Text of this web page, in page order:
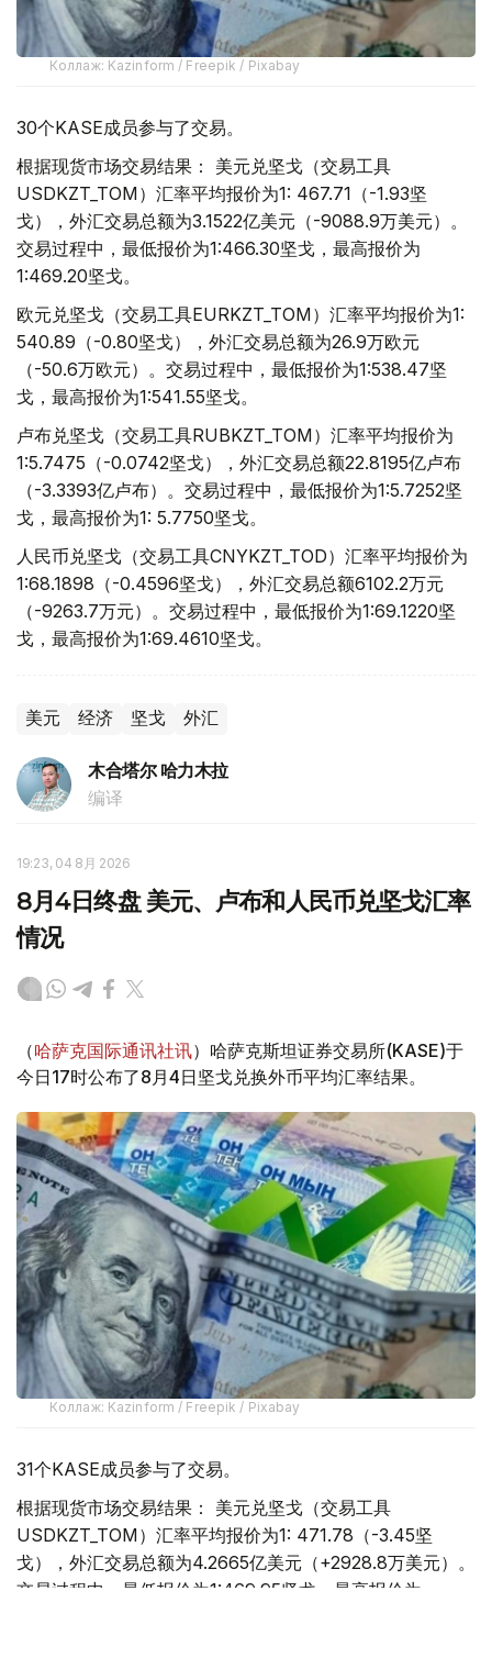
Коллаж: Kazinform / Freepik / Pixabay
30个KASE成员参与了交易。
根据现货市场交易结果： 美元兑坚戈（交易工具
USDKZT_TOM）汇率平均报价为1: 467.71（-1.93坚
戈），外汇交易总额为3.1522亿美元（-9088.9万美元）。
交易过程中，最低报价为1:466.30坚戈，最高报价为
1:469.20坚戈。
欧元兑坚戈（交易工具EURKZT_TOM）汇率平均报价为1:
540.89（-0.80坚戈），外汇交易总额为26.9万欧元
（-50.6万欧元）。交易过程中，最低报价为1:538.47坚
戈，最高报价为1:541.55坚戈。
卢布兑坚戈（交易工具RUBKZT_TOM）汇率平均报价为
1:5.7475（-0.0742坚戈），外汇交易总额22.8195亿卢布
（-3.3393亿卢布）。交易过程中，最低报价为1:5.7252坚
戈，最高报价为1: 5.7750坚戈。
人民币兑坚戈（交易工具CNYKZT_TOD）汇率平均报价为
1:68.1898（-0.4596坚戈），外汇交易总额6102.2万元
（-9263.7万元）。交易过程中，最低报价为1:69.1220坚
戈，最高报价为1:69.4610坚戈。
美元 经济 坚戈 外汇
木合塔尔 哈力木拉
编译
19:23, 04 8月 2026
8月4日终盘 美元、卢布和人民币兑坚戈汇率
情况
（哈萨克国际通讯社讯）哈萨克斯坦证券交易所(KASE)于
今日17时公布了8月4日坚戈兑换外币平均汇率结果。
Коллаж: Kazinform / Freepik / Pixabay
31个KASE成员参与了交易。
根据现货市场交易结果： 美元兑坚戈（交易工具
USDKZT_TOM）汇率平均报价为1: 471.78（-3.45坚
戈），外汇交易总额为4.2665亿美元（+2928.8万美元）。
交易过程中，最低报价为1:469.95坚戈，最高报价为